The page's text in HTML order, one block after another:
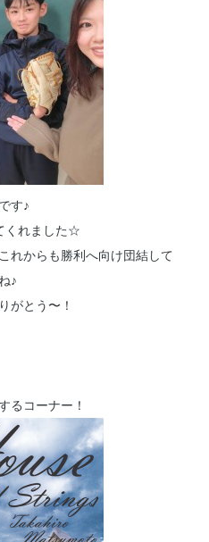
す♪
くれました☆
れからも勝利へ向け団結して
♪
がとう〜！
るコーナー！